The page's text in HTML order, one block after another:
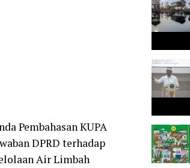
Pembahasan KUPA
DPRD terhadap
Air Limbah